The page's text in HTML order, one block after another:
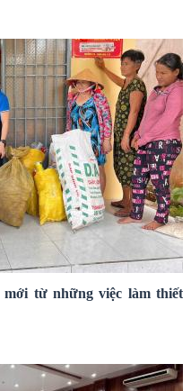
từ những việc làm thiết